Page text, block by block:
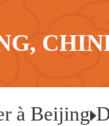
à Beijing